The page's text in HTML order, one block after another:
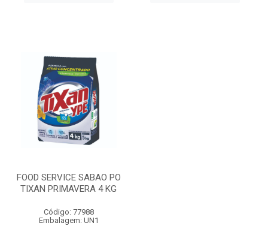
FOOD SERVICE SABAO PO
TIXAN PRIMAVERA 4 KG
Código: 77988
Embalagem: UN1